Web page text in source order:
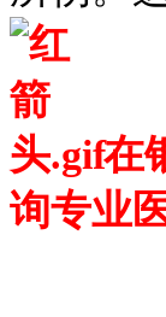
在
询专业